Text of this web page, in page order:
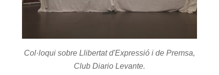
Col·loqui sobre Llibertat d'Expressió i de Premsa,
Club Diario Levante.